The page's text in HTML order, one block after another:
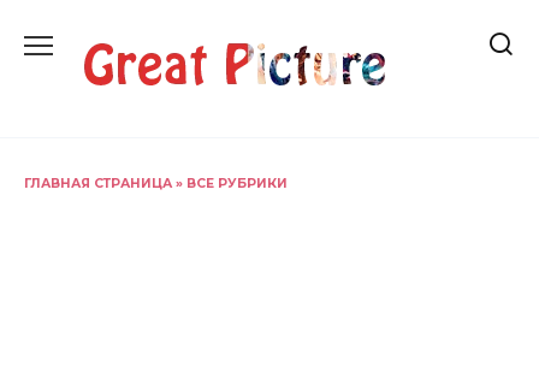
содержанию
ГЛАВНАЯ СТРАНИЦА » ВСЕ РУБРИКИ